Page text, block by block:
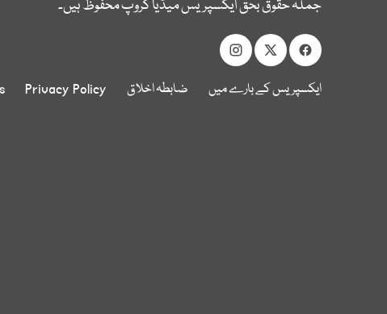
جملہ حقوق بحق ایکسپریس میڈیا گروپ محفوظ ہیں۔
ایکسپریس کے بارے میں ضابطہ اخلاق Privacy Policy